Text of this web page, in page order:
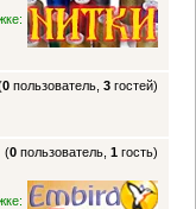
0 пользователь,3 гостей)
(0 пользователь,1 гость)